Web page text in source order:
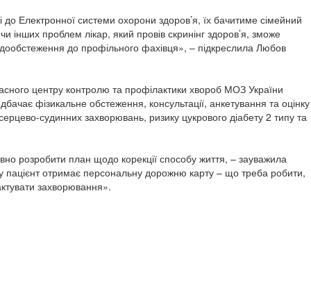
до Електронної системи охорони здоров’я, їх бачитиме сімейний
інших проблем лікар, який провів скринінг здоров’я, зможе
до профільного фахівця», – підкреслила Любов
центру контролю та профілактики хвороб МОЗ України
фізикальне обстеження, консультації, анкетування та оцінку
судинних захворювань, ризику цукрового діабету 2 типу та
розробити план щодо корекції способу життя, – зауважила
пацієнт отримає персональну дорожню карту – що треба робити,
захворювання».